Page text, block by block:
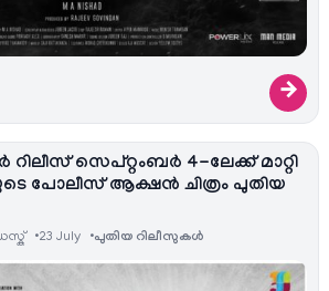
→
സെപ്റ്റംബർ 4-ലേക്ക് മാറ്റി
പോലീസ് ആക്ഷൻ ചിത്രം പുതിയ
23 July പുതിയ റിലീസുകള്‍